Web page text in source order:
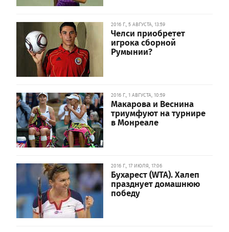
2016 Г., 5 АВГУСТА, 13:59
Челси приобретет
игрока сборной
Румынии?
2016 Г., 1 АВГУСТА, 10:59
Макарова и Веснина
триумфуют на турнире
в Монреале
2016 Г., 17 ИЮЛЯ, 17:06
Бухарест (WTA). Халеп
празднует домашнюю
победу